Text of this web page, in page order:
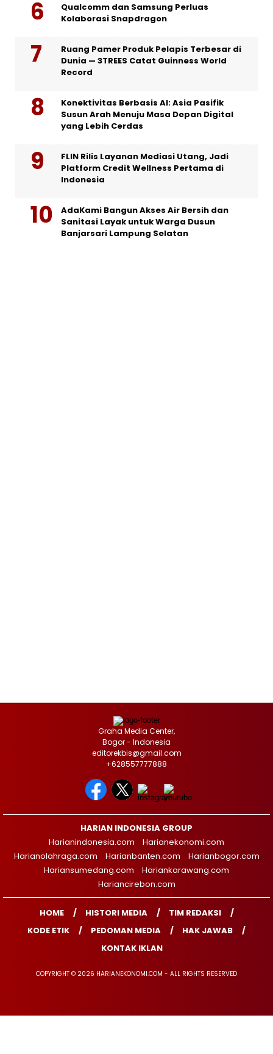
Qualcomm dan Samsung Perluas
Kolaborasi Snapdragon
Ruang Pamer Produk Pelapis Terbesar di
Dunia — 3TREES Catat Guinness World
Record
Konektivitas Berbasis AI: Asia Pasifik
Susun Arah Menuju Masa Depan Digital
yang Lebih Cerdas
FLIN Rilis Layanan Mediasi Utang, Jadi
Platform Credit Wellness Pertama di
Indonesia
AdaKami Bangun Akses Air Bersih dan
Sanitasi Layak untuk Warga Dusun
Banjarsari Lampung Selatan
Graha Media Center,
Bogor - Indonesia
editorekbis@gmail.com
+628557777888
HARIAN INDONESIA GROUP
Harianindonesia.com
Harianekonomi.com
Harianolahraga.com
Harianbanten.com
Harianbogor.com
Hariansumedang.com
Hariankarawang.com
Hariancirebon.com
HOME HISTORI MEDIA
TIM REDAKSI
KODE ETIK
PEDOMAN MEDIA
HAK JAWAB
KONTAK IKLAN
COPYRIGHT © 2026 HARIANEKONOMI.COM - ALL RIGHTS RESERVED